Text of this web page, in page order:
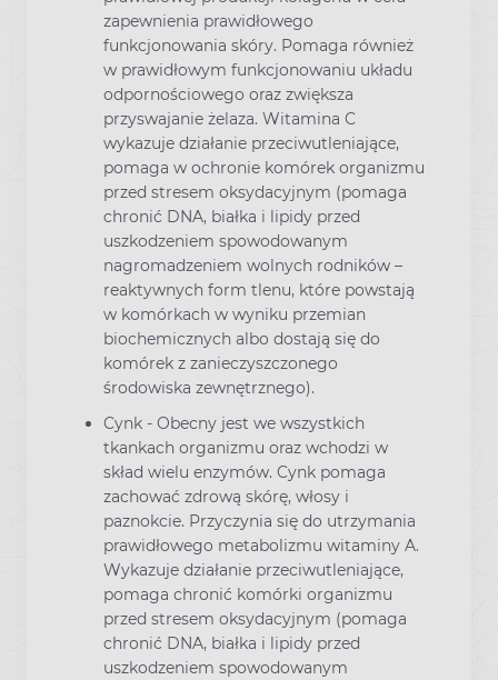
zapewnienia prawidłowego
funkcjonowania skóry. Pomaga również
w prawidłowym funkcjonowaniu układu
odpornościowego oraz zwiększa
przyswajanie żelaza. Witamina C
wykazuje działanie przeciwutleniające,
pomaga w ochronie komórek organizmu
przed stresem oksydacyjnym (pomaga
chronić DNA, białka i lipidy przed
uszkodzeniem spowodowanym
nagromadzeniem wolnych rodników –
reaktywnych form tlenu, które powstają
w komórkach w wyniku przemian
biochemicznych albo dostają się do
komórek z zanieczyszczonego
środowiska zewnętrznego).
Cynk - Obecny jest we wszystkich
tkankach organizmu oraz wchodzi w
skład wielu enzymów. Cynk pomaga
zachować zdrową skórę, włosy i
paznokcie. Przyczynia się do utrzymania
prawidłowego metabolizmu witaminy A.
Wykazuje działanie przeciwutleniające,
pomaga chronić komórki organizmu
przed stresem oksydacyjnym (pomaga
chronić DNA, białka i lipidy przed
uszkodzeniem spowodowanym